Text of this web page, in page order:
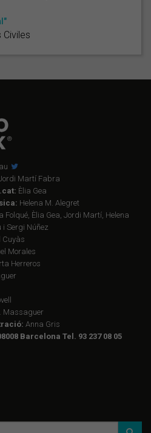
Civiles
Martí Fabra
Èlia Gea
Helena M. Alegret
Folqué, Èlia Gea, Jordi Martí, Helena
Sergi Núñez
Cuyàs
Morales
Herreros
Massaguer
Anna Gris
Barcelona Tel. 93 237 08 05